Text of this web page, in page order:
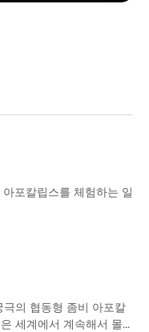
포칼립스를 체험하는 일
의 협동형 좀비 아포칼
세계에서 계속해서 몰